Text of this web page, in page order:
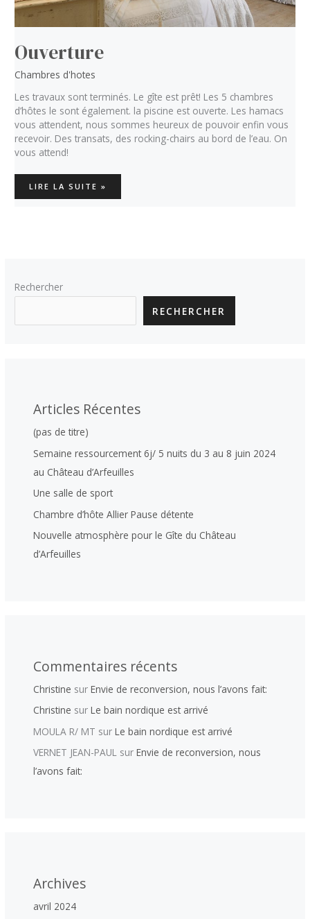
Ouverture
Chambres d'hotes
Les travaux sont terminés. Le gîte est prêt! Les 5 chambres
d’hôtes le sont également. la piscine est ouverte. Les hamacs
vous attendent, nous sommes heureux de pouvoir enfin vous
recevoir. Des transats, des rocking-chairs au bord de l’eau. On
vous attend!
OUVERTURE
LIRE LA SUITE »
Rechercher
RECHERCHER
Articles Récentes
(pas de titre)
Semaine ressourcement 6j/ 5 nuits du 3 au 8 juin 2024
au Château d’Arfeuilles
Une salle de sport
Chambre d’hôte Allier Pause détente
Nouvelle atmosphère pour le Gîte du Château
d’Arfeuilles
Commentaires récents
Christine surEnvie de reconversion, nous l’avons fait:
Christine surLe bain nordique est arrivé
MOULA R/ MT surLe bain nordique est arrivé
VERNET JEAN-PAUL surEnvie de reconversion, nous
l’avons fait:
Archives
avril 2024